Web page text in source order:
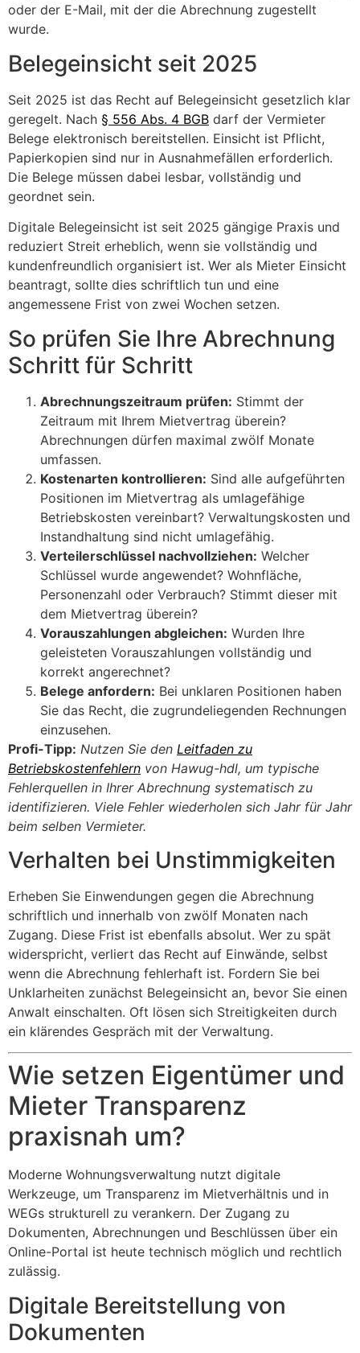
oder der E-Mail, mit der die Abrechnung zugestellt
wurde.
Belegeinsicht seit 2025
Seit 2025 ist das Recht auf Belegeinsicht gesetzlich klar
geregelt. Nach § 556 Abs. 4 BGB darf der Vermieter
Belege elektronisch bereitstellen. Einsicht ist Pflicht,
Papierkopien sind nur in Ausnahmefällen erforderlich.
Die Belege müssen dabei lesbar, vollständig und
geordnet sein.
Digitale Belegeinsicht ist seit 2025 gängige Praxis und
reduziert Streit erheblich, wenn sie vollständig und
kundenfreundlich organisiert ist. Wer als Mieter Einsicht
beantragt, sollte dies schriftlich tun und eine
angemessene Frist von zwei Wochen setzen.
So prüfen Sie Ihre Abrechnung
Schritt für Schritt
Abrechnungszeitraum prüfen: Stimmt der
Zeitraum mit Ihrem Mietvertrag überein?
Abrechnungen dürfen maximal zwölf Monate
umfassen.
Kostenarten kontrollieren: Sind alle aufgeführten
Positionen im Mietvertrag als umlagefähige
Betriebskosten vereinbart? Verwaltungskosten und
Instandhaltung sind nicht umlagefähig.
Verteilerschlüssel nachvollziehen: Welcher
Schlüssel wurde angewendet? Wohnfläche,
Personenzahl oder Verbrauch? Stimmt dieser mit
dem Mietvertrag überein?
Vorauszahlungen abgleichen: Wurden Ihre
geleisteten Vorauszahlungen vollständig und
korrekt angerechnet?
Belege anfordern: Bei unklaren Positionen haben
Sie das Recht, die zugrundeliegenden Rechnungen
einzusehen.
Profi-Tipp: Nutzen Sie den Leitfaden zu
Betriebskostenfehlern von Hawug-hdl, um typische
Fehlerquellen in Ihrer Abrechnung systematisch zu
identifizieren. Viele Fehler wiederholen sich Jahr für Jahr
beim selben Vermieter.
Verhalten bei Unstimmigkeiten
Erheben Sie Einwendungen gegen die Abrechnung
schriftlich und innerhalb von zwölf Monaten nach
Zugang. Diese Frist ist ebenfalls absolut. Wer zu spät
widerspricht, verliert das Recht auf Einwände, selbst
wenn die Abrechnung fehlerhaft ist. Fordern Sie bei
Unklarheiten zunächst Belegeinsicht an, bevor Sie einen
Anwalt einschalten. Oft lösen sich Streitigkeiten durch
ein klärendes Gespräch mit der Verwaltung.
Wie setzen Eigentümer und
Mieter Transparenz
praxisnah um?
Moderne Wohnungsverwaltung nutzt digitale
Werkzeuge, um Transparenz im Mietverhältnis und in
WEGs strukturell zu verankern. Der Zugang zu
Dokumenten, Abrechnungen und Beschlüssen über ein
Online-Portal ist heute technisch möglich und rechtlich
zulässig.
Digitale Bereitstellung von
Dokumenten